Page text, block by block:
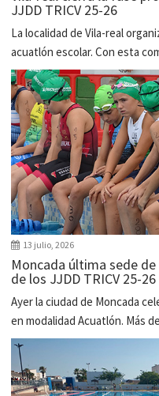
JJDD TRICV 25-26
La localidad de Vila-real
acuatlón escolar. Con esta
13 julio, 2026
Moncada última sede
de los JJDD TRICV 25-26
Ayer la ciudad de Moncada
en modalidad Acuatlón. Más